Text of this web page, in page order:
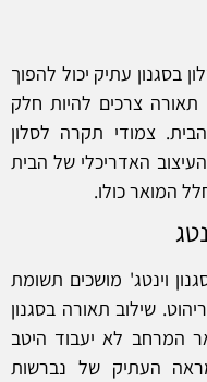
בסגנון עתיק יכול להפוך
תאורה צרכים להיות חלק
צמודי תקרה לסלון
העיצוב האדריכלי של הבית
המואר כולו.
וינטג' מושכים תשומת
שילוב תאורה בסגנון
המרחב לא יעבוד היטב
העתיק של נברשות